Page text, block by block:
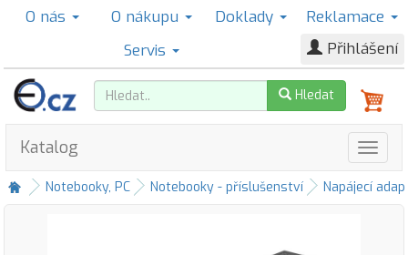
O nás O nákupu Doklady
Reklamace
Servis
Přihlášení
Hledat
Katalog
Notebooky, PC Notebooky - příslušenství Napájecí